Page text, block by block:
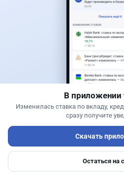
2 августа 2026
Казахстанцам снизят
депозитам: какие банки
Ипотеки
В приложении
Изменилась ставка по вкладу,
сразу получите
Скачать
Остаться на